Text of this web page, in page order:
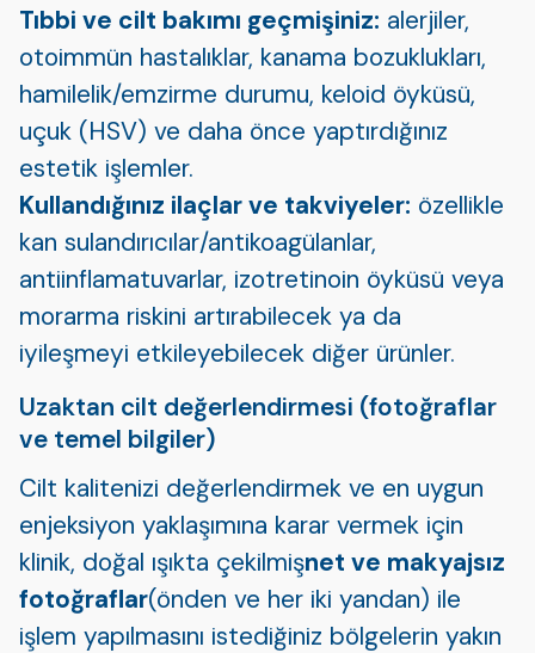
Tıbbi ve cilt bakımı geçmişiniz: alerjiler,
otoimmün hastalıklar, kanama bozuklukları,
hamilelik/emzirme durumu, keloid öyküsü,
uçuk (HSV) ve daha önce yaptırdığınız
estetik işlemler.
Kullandığınız ilaçlar ve takviyeler: özellikle
kan sulandırıcılar/antikoagülanlar,
antiinflamatuvarlar, izotretinoin öyküsü veya
morarma riskini artırabilecek ya da
iyileşmeyi etkileyebilecek diğer ürünler.
Uzaktan cilt değerlendirmesi (fotoğraflar
ve temel bilgiler)
Cilt kalitenizi değerlendirmek ve en uygun
enjeksiyon yaklaşımına karar vermek için
klinik, doğal ışıkta çekilmişnet ve makyajsız
fotoğraflar(önden ve her iki yandan) ile
işlem yapılmasını istediğiniz bölgelerin yakın